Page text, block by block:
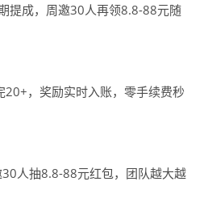
提成，周邀30人再领8.8-88元随
，奖励实时入账，零手续费秒
人抽8.8-88元红包，团队越大越